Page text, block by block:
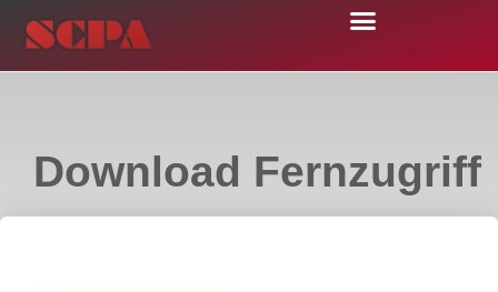
Download Fernzugriff